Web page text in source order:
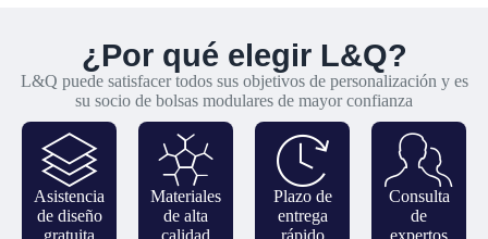
¿Por qué elegir L&Q?
L&Q puede satisfacer todos sus objetivos de personalización y es
su socio de bolsas modulares de mayor confianza
Asistencia
de diseño
Materiales
de alta
Plazo de
entrega
Consulta
de